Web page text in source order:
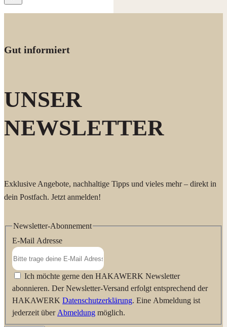
Gut informiert
UNSER
NEWSLETTER
Exklusive Angebote, nachhaltige Tipps und vieles mehr – direkt in
dein Postfach. Jetzt anmelden!
Newsletter-Abonnement
E-Mail Adresse
Ich möchte gerne den HAKAWERK Newsletter
abonnieren. Der Newsletter-Versand erfolgt entsprechend der
HAKAWERK Datenschutzerklärung. Eine Abmeldung ist
jederzeit über Abmeldung möglich.